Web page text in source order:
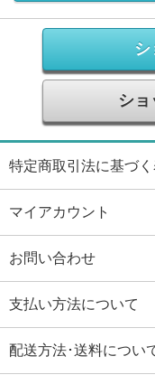
シ
シ
特定商取引法に基づく
マイアカウント
お問い合わせ
支払い方法について
配送方法･送料につい